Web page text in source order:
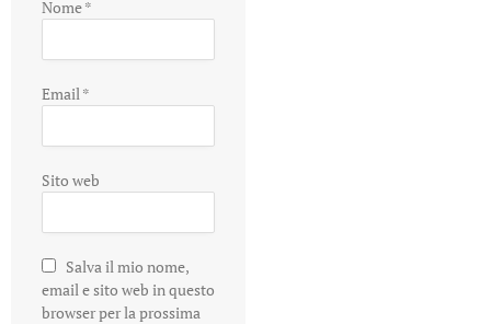
Nome*
Email*
Sito web
Salva il mio nome,
email e sito web in questo
browser per la prossima